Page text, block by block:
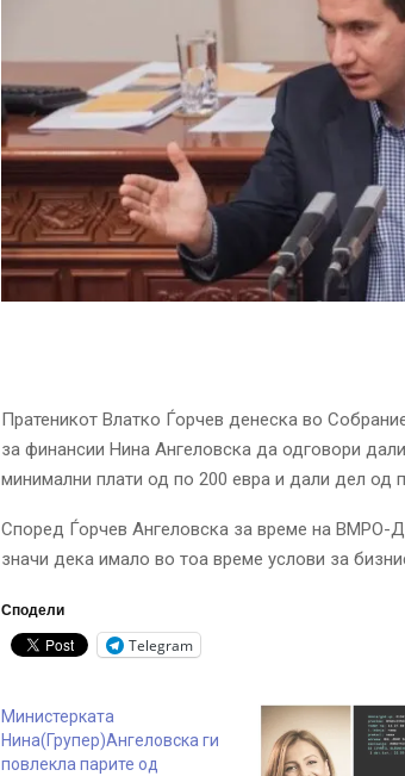
Пратеникот Влатко Ѓорчев денеска во
за финансии Нина Ангеловска да одговори
минимални плати од по 200 евра и дали дел од
Според Ѓорчев Ангеловска за време на ВМРО-
значи дека имало во тоа време услови за
Сподели
Telegram
Министерката
Нина(Групер)Ангеловска ги
повлекла парите од